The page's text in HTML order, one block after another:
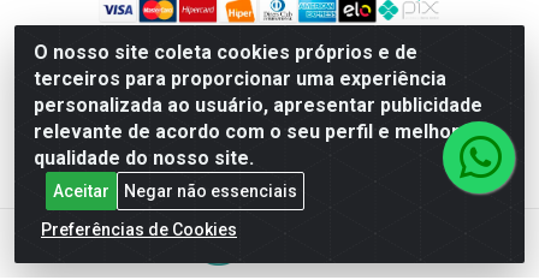
O nosso site coleta cookies próprios e de
terceiros para proporcionar uma experiência
personalizada ao usuário, apresentar publicidade
relevante de acordo com o seu perfil e melhorar a
qualidade do nosso site.
Aceitar
Negar não essenciais
Preferências de Cookies
Rede Brasil - Avenida Universitária, nº 3860, Jardim das
Américas II Etapa - Anápolis/GO - CEP 75070-415 -
CNPJ 07.728.073/0002-24